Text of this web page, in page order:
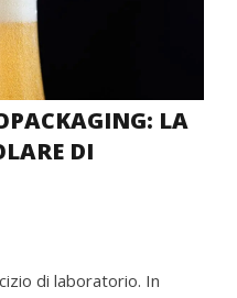
LA
DI
di laboratorio. In